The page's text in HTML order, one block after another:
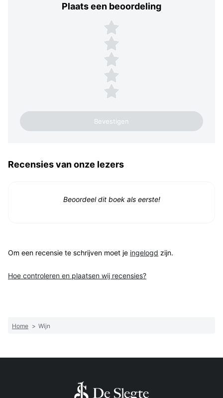
Plaats een beoordeling
Plaats een beoordeling
5 sterren
4 sterren
3 sterren
2 sterren
1 ster
Recensies van onze lezers
Beoordeel dit boek als eerste!
Om een recensie te schrijven moet je ingelogd zijn.
Hoe controleren en plaatsen wij recensies?
Home > Wijn